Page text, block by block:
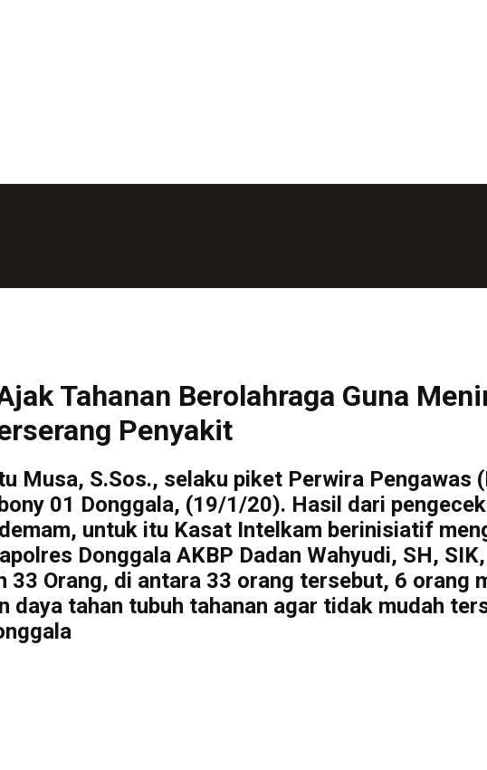
Tahanan Berolahraga Guna
Penyakit
Musa, S.Sos., selaku piket Perwira Pengawas
01 Donggala, (19/1/20). Hasil dari
untuk itu Kasat Intelkam berinisiatif
Donggala AKBP Dadan Wahyudi, SH,
33 Orang, di antara 33 orang tersebut, 6 orang
tahan tubuh tahanan agar tidak mudah